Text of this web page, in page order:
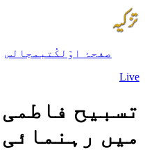
صفحۂ اوّل کُتب مجالس
Live
تسبیح
میں رہنمائی